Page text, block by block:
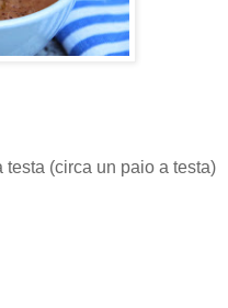
(circa un paio a testa)